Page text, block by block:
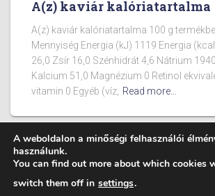
A(z) kaviár kalóriatartalma
A(z) kaviár kalóriatartalma 100 g
Mennyiség Energia (kJ) 1119 Energia
26,0 Zsír 16,0 Szénhidrát 4,6 Nátrium
Kalcium 51,0 Magnézium 0 Retinol
vitamin 0 Egyéb (víz, Read more…
A weboldalon a minőségi felhasználói
használunk.
You can find out more about which cookies
switch them off in settings.